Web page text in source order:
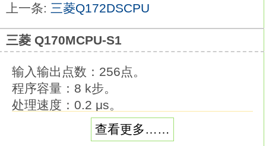
上一条: 三菱Q172DSCPU
三菱 Q170MCPU-S1
输入输出点数：256点。
程序容量：8 k步。
处理速度：0.2 μs。
内置通信口：RS232*1。
不断超越，勇攀Q系列巅峰。
查看更多……